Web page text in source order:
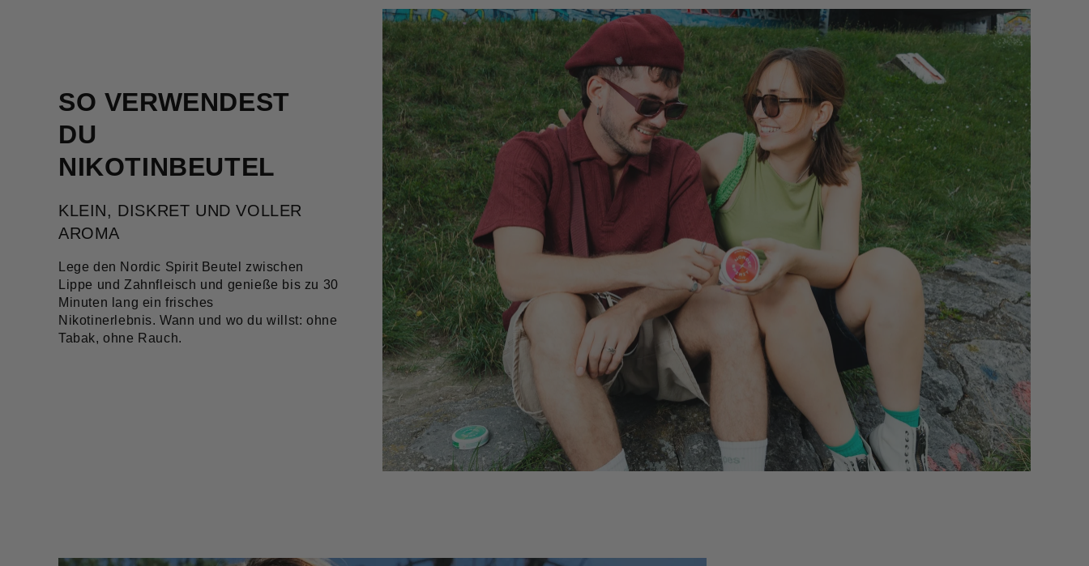
SO VERWENDEST
DU
NIKOTINBEUTEL
KLEIN, DISKRET UND VOLLER
AROMA
Lege den Nordic Spirit Beutel zwischen
Lippe und Zahnfleisch und genieße bis zu 30
Minuten lang ein frisches
Nikotinerlebnis. Wann und wo du willst: ohne
Tabak, ohne Rauch.